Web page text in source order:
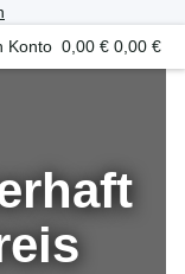
Konto 0,00 € 0,00 €